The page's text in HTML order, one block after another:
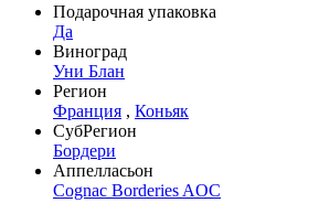
Подарочная упаковка
Да
Виноград
Уни Блан
Регион
Франция , Коньяк
СубРегион
Бордери
Аппелласьон
Cognac Borderies AOC